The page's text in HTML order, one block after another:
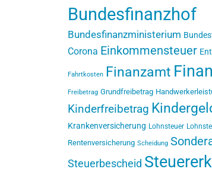
Bundesfinanzhof
Bundesfinanzministerium
Corona Einkommensteuer
Fahrtkosten Finanzamt
Freibetrag Grundfreibetrag
Kinderfreibetrag
Krankenversicherung Lohnsteuer
Rentenversicherung Scheidung
Steuerbescheid